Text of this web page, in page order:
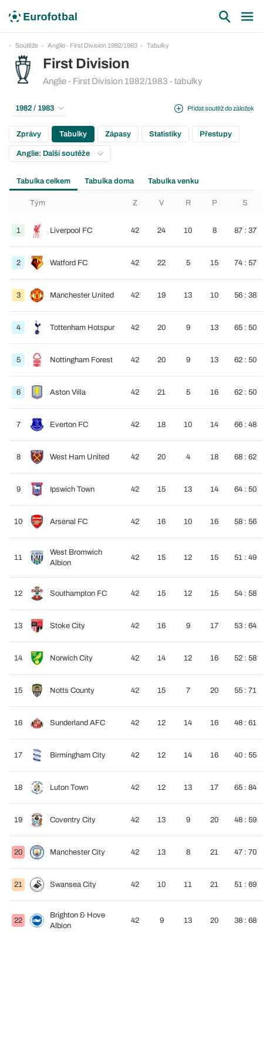
Soutěže Anglie - First Division 1982/1983 Tabulky
First Division
Anglie - First Division 1982/1983 - tabulky
Přidat soutěž do záložek
1982 / 1983
Zprávy Tabulky Zápasy Statistiky Přestupy
Anglie: Další soutěže
Tabulka celkem Tabulka doma Tabulka venku
Tým Z V R P S
1 Liverpool FC 42 24 10 8 87 : 37
2 Watford FC 42 22 5 15 74 : 57
3 Manchester United 42 19 13 10 56 : 38
4 Tottenham Hotspur 42 20 9 13 65 : 50
5 Nottingham Forest 42 20 9 13 62 : 50
6 Aston Villa 42 21 5 16 62 : 50
7 Everton FC 42 18 10 14 66 : 48
8 West Ham United 42 20 4 18 68 : 62
9 Ipswich Town 42 15 13 14 64 : 50
10 Arsenal FC 42 16 10 16 58 : 56
11
West Bromwich
Albion
42 15 12 15 51 : 49
12 Southampton FC 42 15 12 15 54 : 58
13 Stoke City 42 16 9 17 53 : 64
14 Norwich City 42 14 12 16 52 : 58
15 Notts County 42 15 7 20 55 : 71
16 Sunderland AFC 42 12 14 16 48 : 61
17 Birmingham City 42 12 14 16 40 : 55
18 Luton Town 42 12 13 17 65 : 84
19 Coventry City 42 13 9 20 48 : 59
20 Manchester City 42 13 8 21 47 : 70
21 Swansea City 42 10 11 21 51 : 69
22
Brighton & Hove
Albion
42 9 13 20 38 : 68